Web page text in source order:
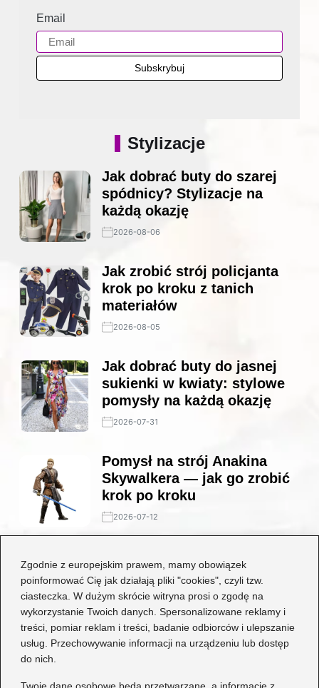
Zgodnie z europejskim prawem, mamy obowiązek
poinformować Cię jak działają pliki "cookies", czyli tzw.
ciasteczka. W dużym skrócie witryna prosi o zgodę na
wykorzystanie Twoich danych. Spersonalizowane reklamy i
treści, pomiar reklam i treści, badanie odbiorców i ulepszanie
usług. Przechowywanie informacji na urządzeniu lub dostęp
do nich.
Twoje dane osobowe będą przetwarzane, a informacje z
Email
Stylizacje
Jak dobrać buty do szarej
spódnicy? Stylizacje na
każdą okazję
2026-08-06
Jak zrobić strój policjanta
krok po kroku z tanich
materiałów
2026-08-05
Jak dobrać buty do jasnej
sukienki w kwiaty: stylowe
pomysły na każdą okazję
2026-07-31
Pomysł na strój Anakina
Skywalkera — jak go zrobić
krok po kroku
2026-07-12
buty będą idealne do czarnej
koronkowej sukienki?
2026-06-29
Kategorie
Dziecko(17)